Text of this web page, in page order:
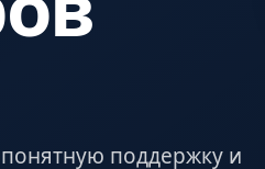
поддержку и